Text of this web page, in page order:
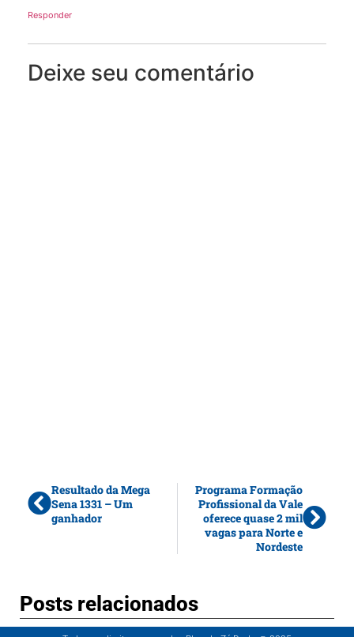
Responder
Deixe seu comentário
Resultado da Mega
Sena 1331 – Um
ganhador
Programa Formação
Profissional da Vale
oferece quase 2 mil
vagas para Norte e
Nordeste
Posts relacionados